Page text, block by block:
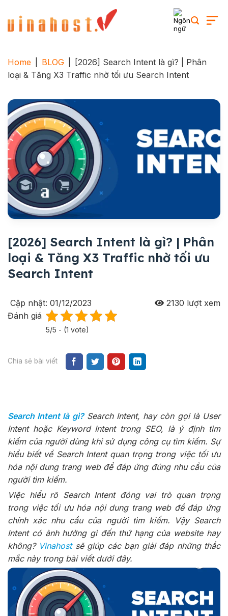
content
Home BLOG
[2026] Search Intent là gì? | Phân
loại & Tăng X3 Traffic nhờ tối ưu Search Intent
[2026] Search Intent là gì? | Phân
loại & Tăng X3 Traffic nhờ tối ưu
Search Intent
Cập nhật: 01/12/2023 2130 lượt xem
Đánh giá
5/5 - (1 vote)
Chia sẻ bài viết
Search Intent là gì?Search Intent, hay còn gọi là User
Intent hoặc Keyword Intent trong SEO, là ý định tìm
kiếm của người dùng khi sử dụng công cụ tìm kiếm. Sự
hiểu biết về Search Intent quan trọng trong việc tối ưu
hóa nội dung trang web để đáp ứng đúng nhu cầu của
người tìm kiếm.
Việc hiểu rõ Search Intent đóng vai trò quan trọng
trong việc tối ưu hóa nội dung trang web để đáp ứng
chính xác nhu cầu của người tìm kiếm.
Vậy Search
Intent có ảnh hưởng gì đến thứ hạng của website hay
không? Vinahostsẽ giúp các bạn giải đáp những thắc
mắc này trong bài viết dưới đây.